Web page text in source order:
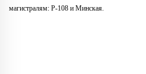
магистралям: Р-108 и Минская.